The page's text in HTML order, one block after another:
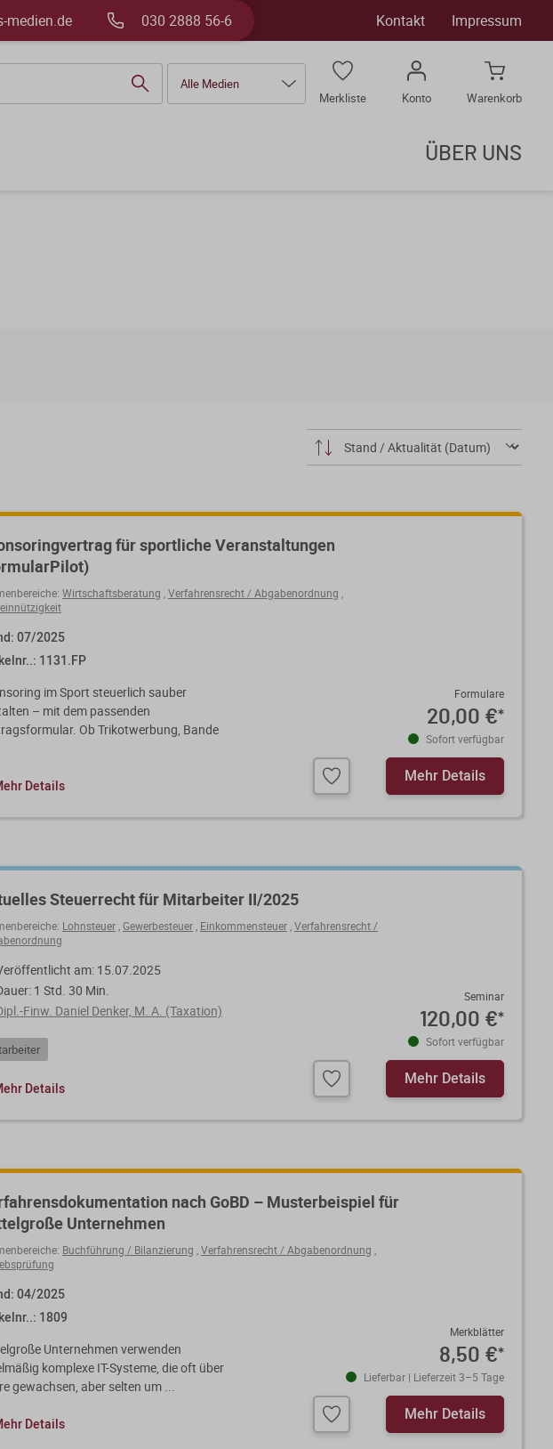
medien.de 030 2888 56-6 Kontakt Impressum
Alle Medien
Merkliste
Konto Warenkorb
ÜBER UNS
für sportliche Veranstaltungen
Wirtschaftsberatung Verfahrensrecht / Abgabenordnung
07/2025
1131.FP
im Sport steuerlich sauber
– mit dem passenden
Ob Trikotwerbung, Bande
Details
Formulare
20,00 €*
Sofort verfügbar
Mehr Details
Steuerrecht für Mitarbeiter II/2025
Lohnsteuer, Gewerbesteuer, Einkommensteuer, Verfahrensrecht /
am: 15.07.2025
1 Std. 30 Min.
Finw. Daniel Denker, M. A. (Taxation)
Details
Seminar
120,00 €*
Sofort verfügbar
Mehr Details
nach GoBD – Musterbeispiel für
Unternehmen
Buchführung / Bilanzierung Verfahrensrecht / Abgabenordnung
04/2025
1809
Unternehmen verwenden
komplexe IT-Systeme, die oft über
gewachsen, aber selten um ...
Details
Merkblätter
8,50 €*
Lieferbar | Lieferzeit 3–5 Tage
Mehr Details